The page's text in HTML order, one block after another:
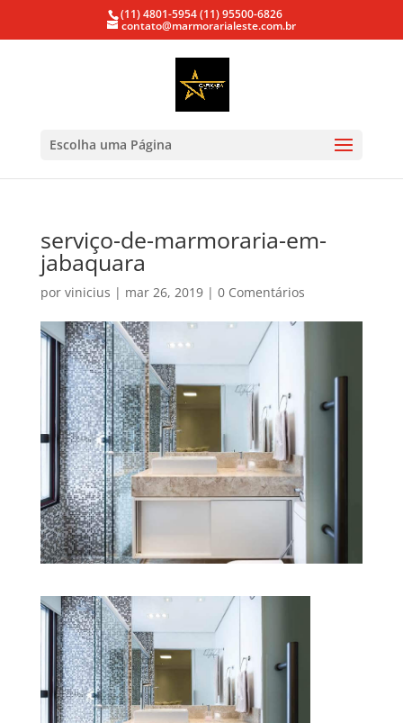
(11) 4801-5954(11) 95500-6826
contato@marmorarialeste.com.br
Escolha uma Página
serviço-de-marmoraria-em-
jabaquara
por vinicius | mar 26, 2019| 0 Comentários